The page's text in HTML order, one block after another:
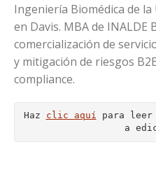
Ingeniería Biomédica de
en Davis. MBA de INALDE
comercialización de
y mitigación de riesgos
compliance.
Haz clic aquí para leer
a